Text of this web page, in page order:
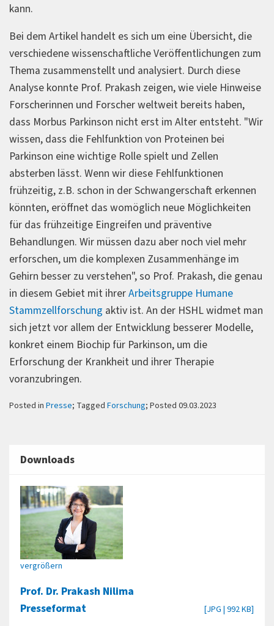
kann.
Bei dem Artikel handelt es sich um eine Übersicht, die
verschiedene wissenschaftliche Veröffentlichungen zum
Thema zusammenstellt und analysiert. Durch diese
Analyse konnte Prof. Prakash zeigen, wie viele Hinweise
Forscherinnen und Forscher weltweit bereits haben,
dass Morbus Parkinson nicht erst im Alter entsteht. "Wir
wissen, dass die Fehlfunktion von Proteinen bei
Parkinson eine wichtige Rolle spielt und Zellen
absterben lässt. Wenn wir diese Fehlfunktionen
frühzeitig, z.B. schon in der Schwangerschaft erkennen
könnten, eröffnet das womöglich neue Möglichkeiten
für das frühzeitige Eingreifen und präventive
Behandlungen. Wir müssen dazu aber noch viel mehr
erforschen, um die komplexen Zusammenhänge im
Gehirn besser zu verstehen", so Prof. Prakash, die genau
in diesem Gebiet mit ihrerArbeitsgruppe Humane
Stammzellforschung aktiv ist. An der HSHL widmet man
sich jetzt vor allem der Entwicklung besserer Modelle,
konkret einem Biochip für Parkinson, um die
Erforschung der Krankheit und ihrer Therapie
voranzubringen.
Posted in Presse; Tagged Forschung; Posted 09.03.2023
Downloads
vergrößern
Prof. Dr. Prakash Nilima
Presseformat
[JPG | 992 KB]